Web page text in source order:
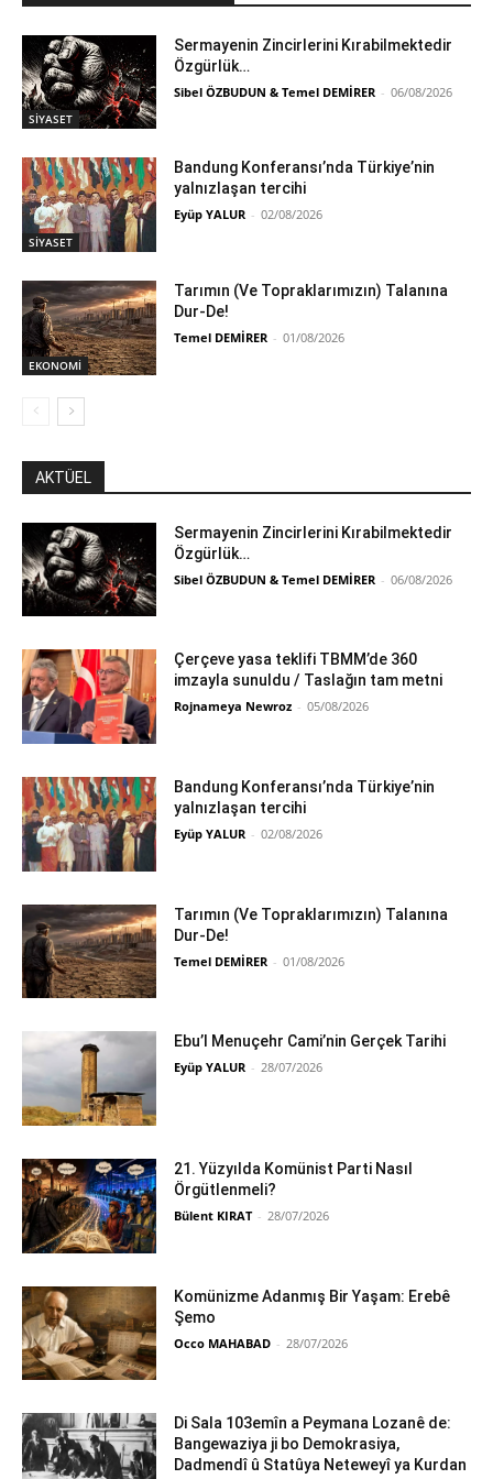
SİYASET
Sermayenin Zincirlerini Kırabilmektedir
Özgürlük…
Sibel ÖZBUDUN & Temel DEMİRER - 06/08/2026
SİYASET
Bandung Konferansı’nda Türkiye’nin
yalnızlaşan tercihi
Eyüp YALUR - 02/08/2026
EKONOMİ
Tarımın (Ve Topraklarımızın) Talanına
Dur-De!
Temel DEMİRER - 01/08/2026
AKTÜEL
Sermayenin Zincirlerini Kırabilmektedir
Özgürlük…
Sibel ÖZBUDUN & Temel DEMİRER - 06/08/2026
Çerçeve yasa teklifi TBMM’de 360
imzayla sunuldu / Taslağın tam metni
Rojnameya Newroz - 05/08/2026
Bandung Konferansı’nda Türkiye’nin
yalnızlaşan tercihi
Eyüp YALUR - 02/08/2026
Tarımın (Ve Topraklarımızın) Talanına
Dur-De!
Temel DEMİRER - 01/08/2026
Ebu’l Menuçehr Cami’nin Gerçek Tarihi
Eyüp YALUR - 28/07/2026
21. Yüzyılda Komünist Parti Nasıl
Örgütlenmeli?
Bülent KIRAT - 28/07/2026
Komünizme Adanmış Bir Yaşam: Erebê
Şemo
Occo MAHABAD - 28/07/2026
Di Sala 103emîn a Peymana Lozanê de:
Bangewaziya ji bo Demokrasiya,
Dadmendî û Statûya Neteweyî ya Kurdan